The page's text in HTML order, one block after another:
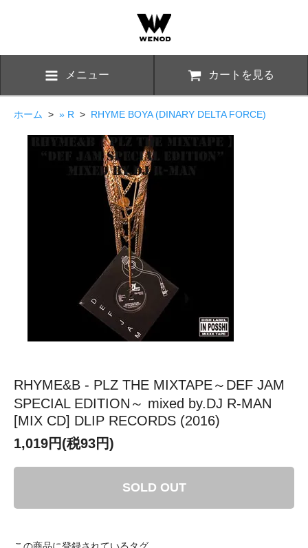
メニュー カートを見る
ホーム > » R > RHYME BOYA (DINARY DELTA FORCE)
RHYME&B - PLZ THE MIXTAPE～DEF JAM
SPECIAL EDITION～ mixed by.DJ R-MAN
[MIX CD] DLIP RECORDS (2016)
1,019円(税93円)
SOLD OUT
この商品に登録されているタグ